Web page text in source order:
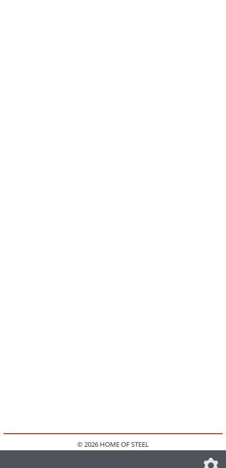
© 2026 HOME OF STEEL
IMPRESSUM